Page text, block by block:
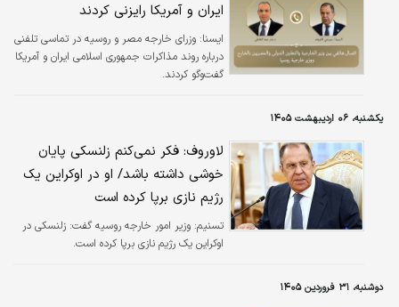
ایران و آمریکا رایزنی کردند
ايسنا: وزرای خارجه مصر و روسیه در تماسی تلفنی
درباره روند مذاکرات جمهوری اسلامی ایران و آمریکا
گفت‌وگو کردند.
یکشنبه، ۰۶ اردیبهشت ۱۴۰۵
لاوروف: فکر نمی‌کنم زلنسکی پایان
خوشی داشته باشد/ او در اوکراین یک
رژیم نازی برپا کرده است
تسنیم: وزیر امور خارجه روسیه گفت: زلنسکی در
اوکراین یک رژیم نازی برپا کرده است.
دوشنبه، ۳۱ فروردین ۱۴۰۵